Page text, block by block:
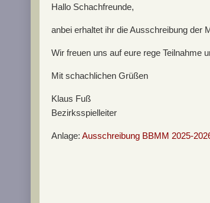
Hallo Schachfreunde,
anbei erhaltet ihr die Ausschreibung der
Wir freuen uns auf eure rege Teilnahme
Mit schachlichen Grüßen
Klaus Fuß
Bezirksspielleiter
Anlage: Ausschreibung BBMM 2025-